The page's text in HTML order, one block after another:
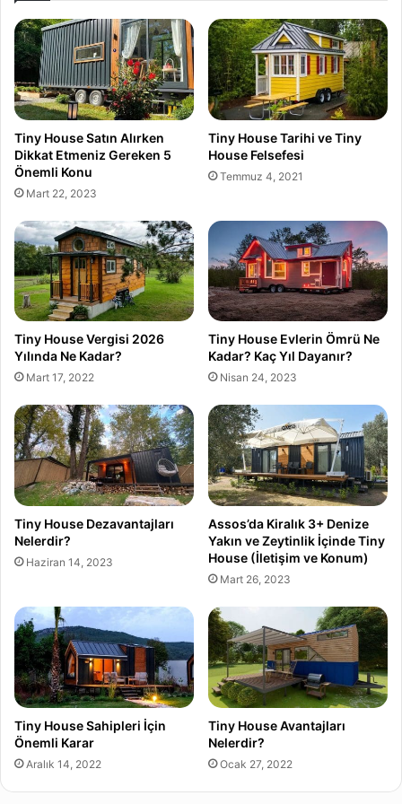
Tiny House Satın Alırken
Dikkat Etmeniz Gereken 5
Önemli Konu
Mart 22, 2023
Tiny House Tarihi ve Tiny
House Felsefesi
Temmuz 4, 2021
Tiny House Vergisi 2026
Yılında Ne Kadar?
Mart 17, 2022
Tiny House Evlerin Ömrü Ne
Kadar? Kaç Yıl Dayanır?
Nisan 24, 2023
Tiny House Dezavantajları
Nelerdir?
Haziran 14, 2023
Assos’da Kiralık 3+ Denize
Yakın ve Zeytinlik İçinde Tiny
House (İletişim ve Konum)
Mart 26, 2023
Tiny House Sahipleri İçin
Önemli Karar
Aralık 14, 2022
Tiny House Avantajları
Nelerdir?
Ocak 27, 2022